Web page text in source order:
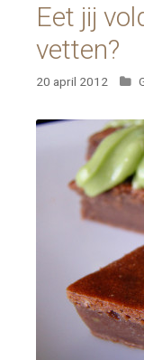
Eet jij
vetten?
20 april 2012